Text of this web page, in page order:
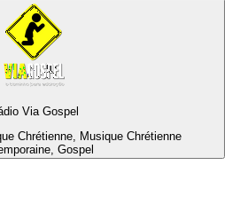
Via Gospel
Chrétienne, Musique Chrétienne
Gospel